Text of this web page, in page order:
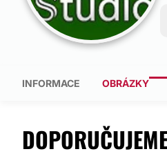
INFORMACE OBRÁZKY